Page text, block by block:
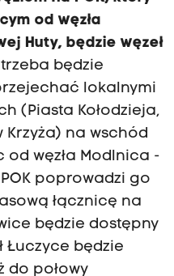
od węzła
Huty, będzie węzeł
będzie
lokalnymi
(Piasta Kołodzieja,
Krzyża) na wschód
od węzła Modlnica -
poprowadzi go
łącznicę na
będzie dostępny
Łuczyce będzie
do połowy